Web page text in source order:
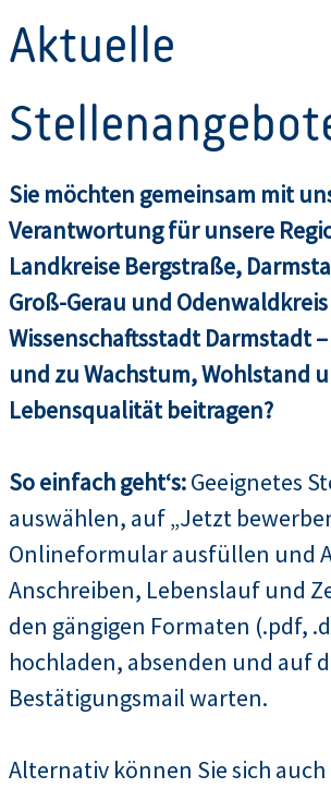
Aktuelle
Sie möchten gemeinsam mit
Verantwortung für unsere
Landkreise Bergstraße,
Groß-Gerau und
Wissenschaftsstadt Darmstadt
und zu Wachstum, Wohlstand
Lebensqualität beitragen?
So einfach geht‘s:Geeignetes
auswählen, auf „Jetzt
Onlineformular ausfüllen und
Anschreiben, Lebenslauf und
den gängigen Formaten (.pdf,
hochladen, absenden und auf
Bestätigungsmail warten.
Alternativ können Sie sich